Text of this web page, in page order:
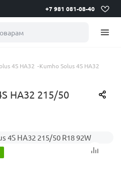
+7 981 081-08-40
4S HA32 -Kumho Solus 4S HA32
HA32 215/50